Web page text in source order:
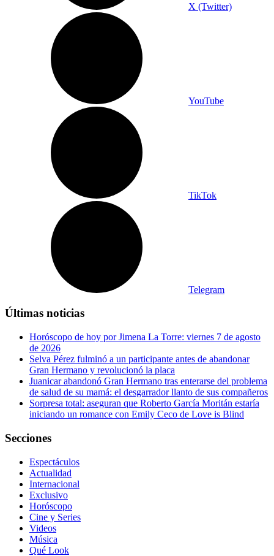
X (Twitter)
YouTube
TikTok
Telegram
Últimas noticias
Horóscopo de hoy por Jimena La Torre: viernes 7 de agosto
de 2026
Selva Pérez fulminó a un participante antes de abandonar
Gran Hermano y revolucionó la placa
Juanicar abandonó Gran Hermano tras enterarse del problema
de salud de su mamá: el desgarrador llanto de sus compañeros
Sorpresa total: aseguran que Roberto García Moritán estaría
iniciando un romance con Emily Ceco de Love is Blind
Secciones
Espectáculos
Actualidad
Internacional
Exclusivo
Horóscopo
Cine y Series
Videos
Música
Qué Look